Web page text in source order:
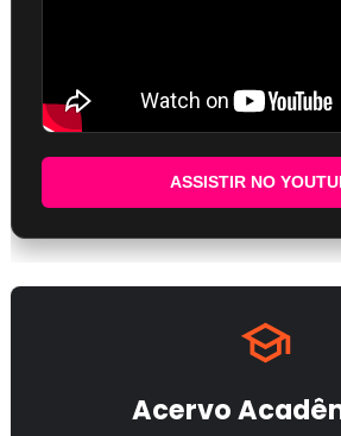
ASSISTIR NO
Acervo